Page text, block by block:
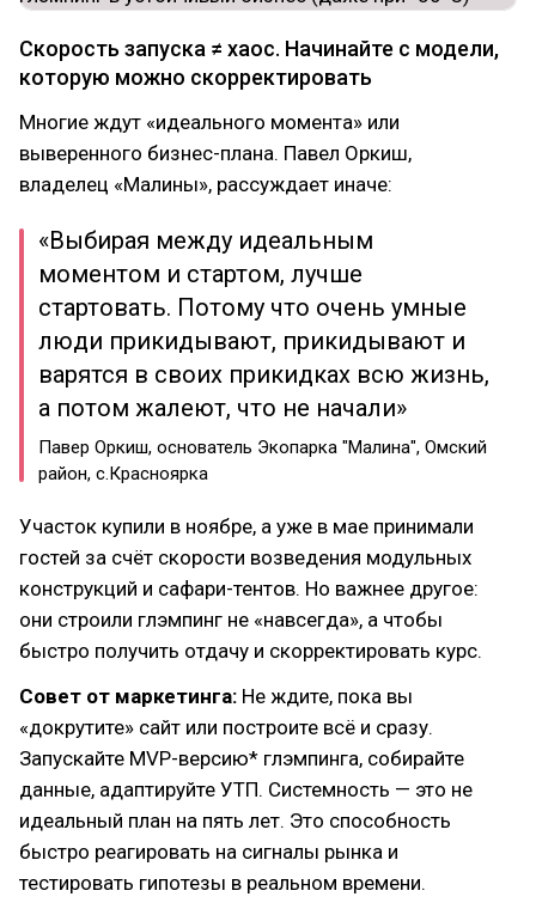
Скорость запуска ≠ хаос. Начинайте с модели,
которую можно скорректировать
Многие ждут «идеального момента» или
выверенного бизнес-плана. Павел Оркиш,
владелец «Малины», рассуждает иначе:
«Выбирая между идеальным
моментом и стартом, лучше
стартовать. Потому что очень умные
люди прикидывают, прикидывают и
варятся в своих прикидках всю жизнь,
а потом жалеют, что не начали»
Павер Оркиш, основатель Экопарка "Малина", Омский
район, с.Красноярка
Участок купили в ноябре, а уже в мае принимали
гостей за счёт скорости возведения модульных
конструкций и сафари-тентов. Но важнее другое:
они строили глэмпинг не «навсегда», а чтобы
быстро получить отдачу и скорректировать курс.
Совет от маркетинга: Не ждите, пока вы
«докрутите» сайт или построите всё и сразу.
Запускайте MVP-версию* глэмпинга, собирайте
данные, адаптируйте УТП. Системность — это не
идеальный план на пять лет. Это способность
быстро реагировать на сигналы рынка и
тестировать гипотезы в реальном времени.